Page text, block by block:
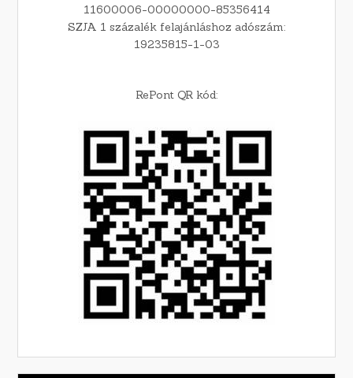
11600006-00000000-85356414
SZJA 1 százalék felajánláshoz adószám:
19235815-1-03
RePont QR kód: